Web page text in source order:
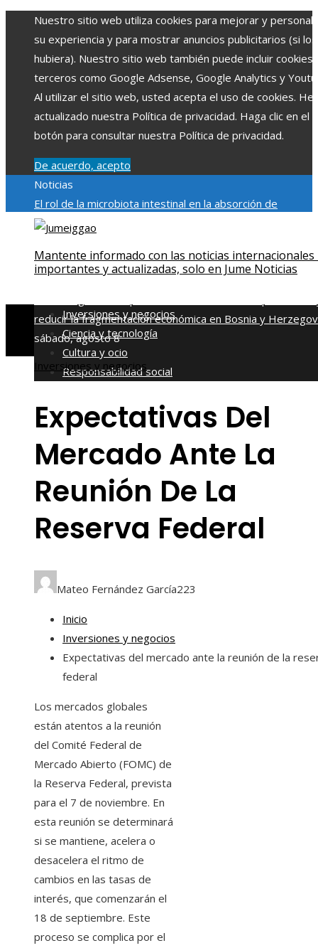
Nuestro sitio web utiliza cookies para mejorar y
su experiencia y para mostrar anuncios publicitarios (si los
hubiera). Nuestro sitio web también puede incluir cookies
terceros como Google Adsense, Google Analytics y
Al utilizar el sitio web, usted acepta el uso de cookies.
actualizado nuestra Política de privacidad. Haga clic en el
botón para consultar nuestra Política de privacidad.
De acuerdo, acepto
Noticias
El rol de la microbiota intestinal en la absorción de
nutrientesReformas regulatorias derivadas de desastres
Patrimonio de la Humanidad y su importanciaImpacto
económico y social de la estacionalidad turística en
reducir la fragmentación económica en Bosnia y
sábado, agosto 8
Mantente informado con las noticias internacionales
importantes y actualizadas, solo en Jume Noticias
Inversiones y negocios
Ciencia y tecnología
Cultura y ocio
Responsabilidad social
Inversiones y negocios
Expectativas Del
Mercado Ante La
Reunión De La
Reserva Federal
Mateo Fernández García223
Inicio
Inversiones y negocios
Expectativas del mercado ante la reunión de la
federal
Los mercados globales
están atentos a la reunión
del Comité Federal de
Mercado Abierto (FOMC) de
la Reserva Federal, prevista
para el 7 de noviembre. En
esta reunión se determinará
si se mantiene, acelera o
desacelera el ritmo de
cambios en las tasas de
interés, que comenzarán el
18 de septiembre. Este
proceso se complica por el